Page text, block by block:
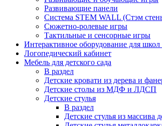
Развивающие панели
Система STEM WALL (Cтэм
Сюжетно-ролевые игры
Тактильные и сенсорные игры
Интерактивное оборудование для школ
Логопедический кабинет
Мебель для детского сада
В раздел
Детские кровати из дерева и
Детские столы из МДФ и ЛДСП
Детские стулья
В раздел
Детские стулья из массива